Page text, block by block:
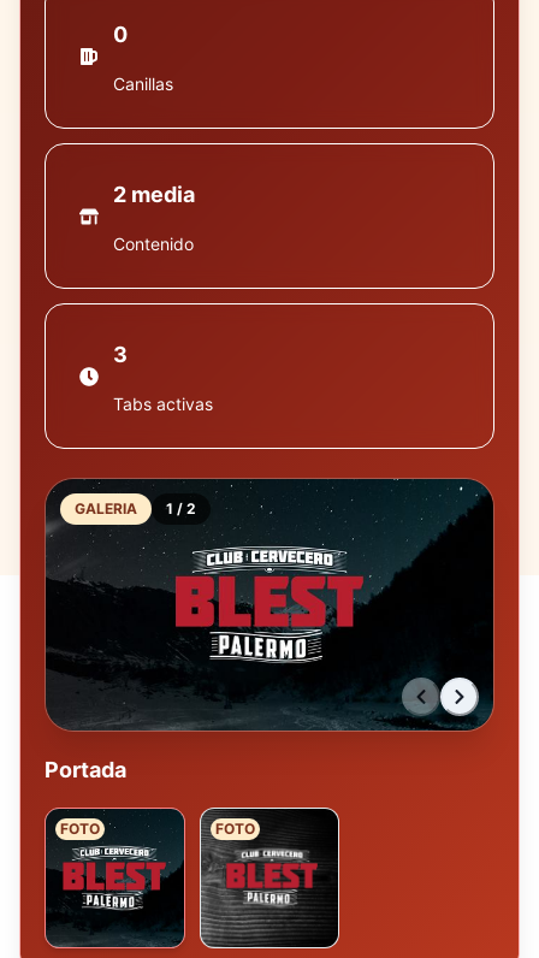
0
Canillas
2 media
Contenido
3
Tabs activas
GALERIA 1 / 2
Portada
FOTO FOTO